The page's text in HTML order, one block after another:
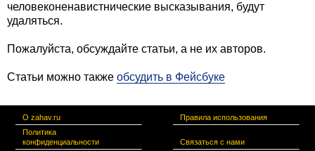
человеконенавистнические высказывания, будут
удаляться.
Пожалуйста, обсуждайте статьи, а не их авторов.
Статьи можно также обсудить в Фейсбуке
О zahav.ru
Правила использования
Политика
конфиденциальности
Связаться с нами